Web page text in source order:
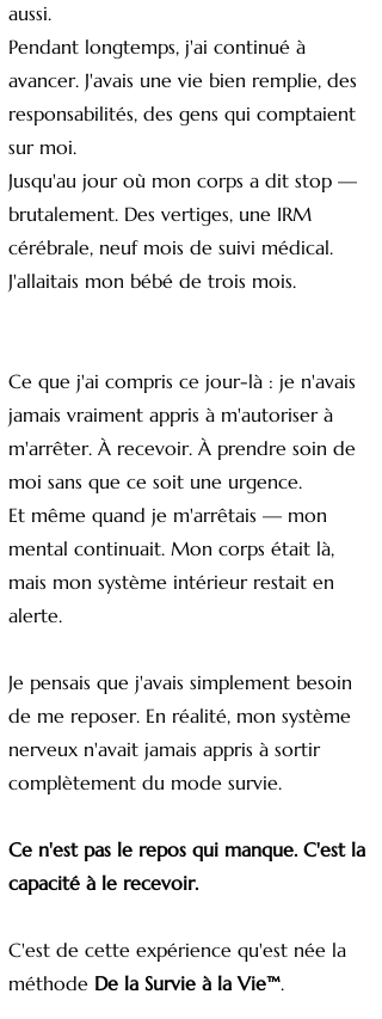
aussi.
Pendant longtemps, j'ai continué à
avancer. J'avais une vie bien remplie, des
responsabilités, des gens qui comptaient
sur moi.
Jusqu'au jour où mon corps a dit stop —
brutalement. Des vertiges, une IRM
cérébrale, neuf mois de suivi médical.
J'allaitais mon bébé de trois mois.
Ce que j'ai compris ce jour-là : je n'avais
jamais vraiment appris à m'autoriser à
m'arrêter. À recevoir. À prendre soin de
moi sans que ce soit une urgence.
Et même quand je m'arrêtais — mon
mental continuait. Mon corps était là,
mais mon système intérieur restait en
alerte.
Je pensais que j'avais simplement besoin
de me reposer. En réalité, mon système
nerveux n'avait jamais appris à sortir
complètement du mode survie.
Ce n'est pas le repos qui manque. C'est la
capacité à le recevoir.
C'est de cette expérience qu'est née la
méthode De la Survie à la Vie™.